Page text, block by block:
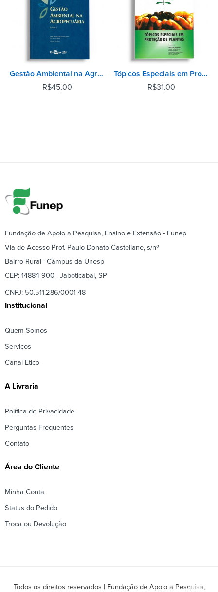
Gestão Ambiental na Agropecuária - Volume 2
R$45,00
Tópicos Especiais em Proteção de Plantas
R$31,00
Fundação de Apoio a Pesquisa, Ensino e Extensão - Funep
Via de Acesso Prof. Paulo Donato Castellane, s/nº
Bairro Rural | Câmpus da Unesp
CEP: 14884-900 | Jaboticabal, SP
CNPJ: 50.511.286/0001-48
Institucional
Quem Somos
Serviços
Canal Ético
A Livraria
Política de Privacidade
Perguntas Frequentes
Contato
Área do Cliente
Minha Conta
Status do Pedido
Troca ou Devolução
Todos os direitos reservados | Fundação de Apoio a Pesquisa,